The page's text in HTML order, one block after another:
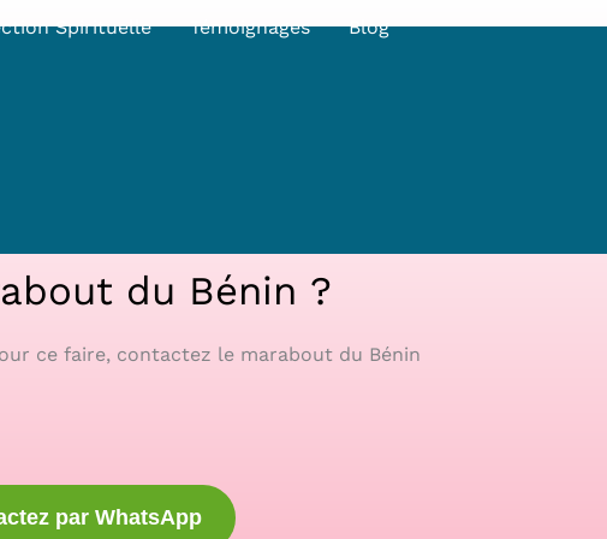
Spirituelle Témoignages
Blog
du Bénin ?
ce faire, contactez le marabout du Bénin
par WhatsApp